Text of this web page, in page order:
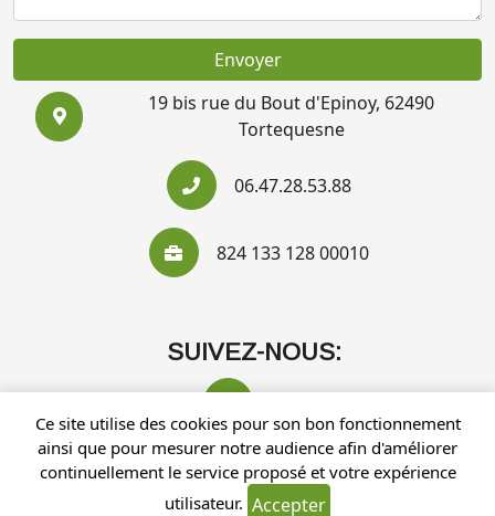
Envoyer
19 bis rue du Bout d'Epinoy, 62490
Tortequesne
06.47.28.53.88
824 133 128 00010
SUIVEZ-NOUS:
Recherches fréquentes
Ce site utilise des cookies pour son bon fonctionnement
ainsi que pour mesurer notre audience afin d'améliorer
continuellement le service proposé et votre expérience
utilisateur. Accepter